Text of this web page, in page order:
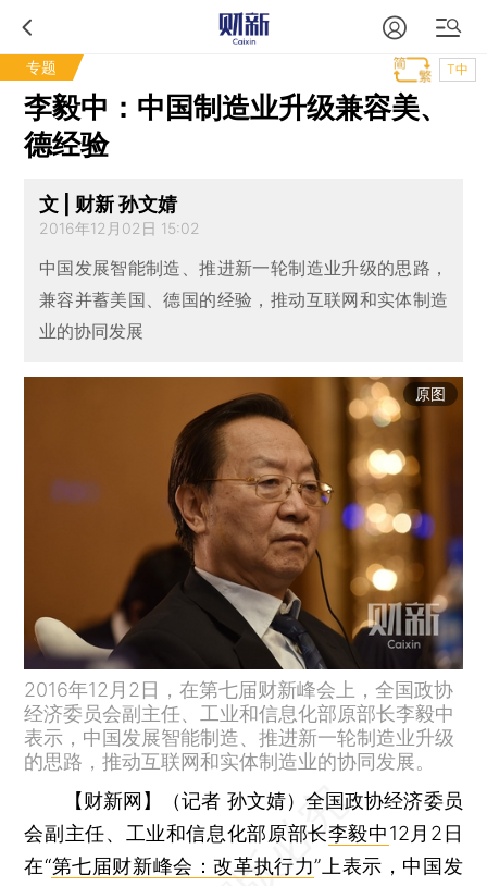
专题 T中
李毅中：中国制造业升级兼容美、
德经验
文 | 财新 孙文婧
2016年12月02日 15:02
中国发展智能制造、推进新一轮制造业升级的思路，
兼容并蓄美国、德国的经验，推动互联网和实体制造
业的协同发展
原图
2016年12月2日，在第七届财新峰会上，全国政协
经济委员会副主任、工业和信息化部原部长李毅中
表示，中国发展智能制造、推进新一轮制造业升级
的思路，推动互联网和实体制造业的协同发展。
【财新网】（记者 孙文婧） 全国政协经济委员
会副主任、工业和信息化部原部长李毅中12月2日
在“第七届财新峰会：改革执行力”上表示，中国发